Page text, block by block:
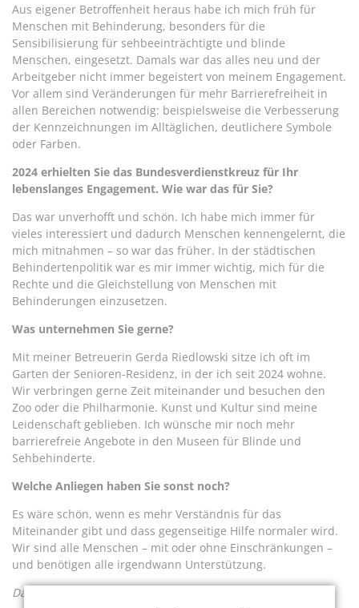
Aus eigener Betroffenheit heraus habe ich mich früh für
Menschen mit Behinderung, besonders für die
Sensibilisierung für sehbeeinträchtigte und blinde
Menschen, eingesetzt. Damals war das alles neu und der
Arbeitgeber nicht immer begeistert von meinem Engagement.
Vor allem sind Veränderungen für mehr Barrierefreiheit in
allen Bereichen notwendig: beispielsweise die Verbesserung
der Kennzeichnungen im Alltäglichen, deutlichere Symbole
oder Farben.
2024 erhielten Sie das Bundesverdienstkreuz für Ihr
lebenslanges Engagement. Wie war das für Sie?
Das war unverhofft und schön. Ich habe mich immer für
vieles interessiert und dadurch Menschen kennengelernt, die
mich mitnahmen – so war das früher. In der städtischen
Behindertenpolitik war es mir immer wichtig, mich für die
Rechte und die Gleichstellung von Menschen mit
Behinderungen einzusetzen.
Was unternehmen Sie gerne?
Mit meiner Betreuerin Gerda Riedlowski sitze ich oft im
Garten der Senioren-Residenz, in der ich seit 2024 wohne.
Wir verbringen gerne Zeit miteinander und besuchen den
Zoo oder die Philharmonie. Kunst und Kultur sind meine
Leidenschaft geblieben. Ich wünsche mir noch mehr
barrierefreie Angebote in den Museen für Blinde und
Sehbehinderte.
Welche Anliegen haben Sie sonst noch?
Es wäre schön, wenn es mehr Verständnis für das
Miteinander gibt und dass gegenseitige Hilfe normaler wird.
Wir sind alle Menschen – mit oder ohne Einschränkungen –
und benötigen alle irgendwann Unterstützung.
Das Gespräch führte Jeannette Fentroß.